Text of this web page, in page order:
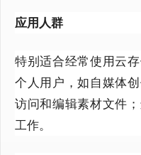
应用人群
特别适合经常使用云
个人用户，如自媒体
访问和编辑素材文件
工作。